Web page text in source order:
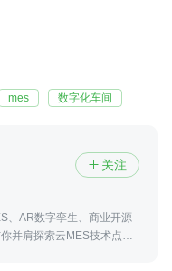
mes 数字化车间
 关注
、AR数字孪生、商业开源
并肩探索云MES技术点滴